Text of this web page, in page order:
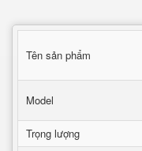
Tên sản phẩm
Model
Trọng lượng